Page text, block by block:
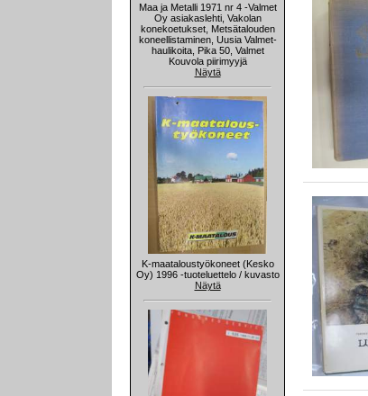
Maa ja Metalli 1971 nr 4 -Valmet
Oy asiakaslehti, Vakolan
konekoetukset, Metsätalouden
koneellistaminen, Uusia Valmet-
haulikoita, Pika 50, Valmet
Kouvola piirimyyjä
Näytä
K-maataloustyökoneet (Kesko
Oy) 1996 -tuoteluettelo / kuvasto
Näytä